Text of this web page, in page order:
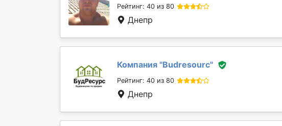
Рейтинг: 40 из 80
Днепр
Компания "Budresourc"
Рейтинг: 40 из 80
Днепр